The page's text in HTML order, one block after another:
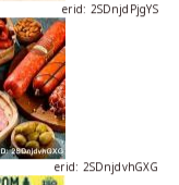
erid: 2SDnjdvhGXG